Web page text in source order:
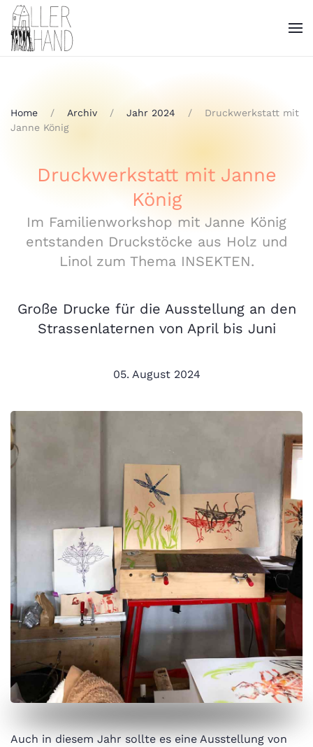
Home Archiv Jahr 2024
Druckwerkstatt mit
Janne König
Druckwerkstatt mit Janne
König
Im Familienworkshop mit Janne König
entstanden Druckstöcke aus Holz und
Linol zum Thema INSEKTEN.
Große Drucke für die Ausstellung an den
Strassenlaternen von April bis Juni
05. August 2024
Auch in diesem Jahr sollte es eine Ausstellung von